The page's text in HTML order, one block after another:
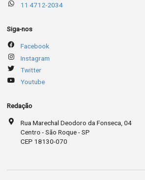
11 4712-2034
Siga-nos
Facebook
Instagram
Twitter
Youtube
Redação
Rua Marechal Deodoro da Fonseca, 04
Centro - São Roque - SP
CEP 18130-070